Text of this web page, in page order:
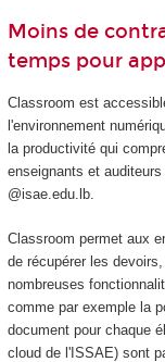
Moins de
temps pour
Classroom est
l'environnement
la productivité qui
enseignants et
@isae.edu.lb.
Classroom permet aux
de récupérer les
nombreuses
comme par exemple la
document pour chaque
cloud de l'ISSAE) sont